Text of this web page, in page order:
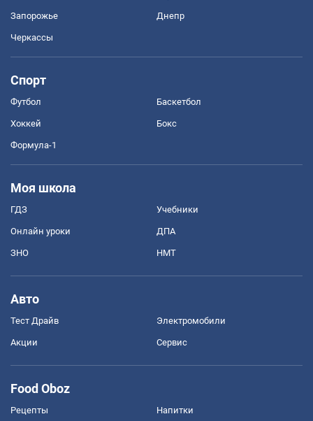
Запорожье Днепр
Черкассы
Спорт
Футбол Баскетбол
Хоккей Бокс
Формула-1
Моя школа
ГДЗ Учебники
Онлайн уроки ДПА
ЗНО НМТ
Авто
Тест Драйв Электромобили
Акции Сервис
Food Oboz
Рецепты Напитки